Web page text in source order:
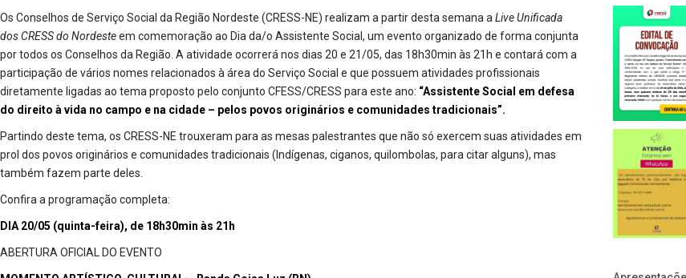
Os Conselhos de Serviço Social da Região Nordeste (CRESS-NE) realizam a partir desta semana a Live Unificada
dos CRESS do Nordesteem comemoração ao Dia da/o Assistente Social, um evento organizado de forma conjunta
por todos os Conselhos da Região. A atividade ocorrerá nos dias 20 e 21/05, das 18h30min às 21h e contará com a
participação de vários nomes relacionados à área do Serviço Social e que possuem atividades profissionais
diretamente ligadas ao tema proposto pelo conjunto CFESS/CRESS para este ano: “Assistente Social em defesa
do direito à vida no campo e na cidade – pelos povos originários e comunidades tradicionais”.
Partindo deste tema, os CRESS-NE trouxeram para as mesas palestrantes que não só exercem suas atividades em
prol dos povos originários e comunidades tradicionais (Indígenas, ciganos, quilombolas, para citar alguns), mas
também fazem parte deles.
Confira a programação completa:
DIA 20/05 (quinta-feira), de 18h30min às 21h
ABERTURA OFICIAL DO EVENTO